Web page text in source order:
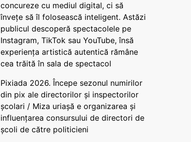
concureze cu mediul digital, ci să
învețe să îl folosească inteligent. Astăzi
publicul descoperă spectacolele pe
Instagram, TikTok sau YouTube, însă
experiența artistică autentică rămâne
cea trăită în sala de spectacol
Pixiada 2026. Începe sezonul numirilor
din pix ale directorilor și inspectorilor
școlari / Miza uriașă e organizarea și
influențarea consursului de directori de
școli de către politicieni